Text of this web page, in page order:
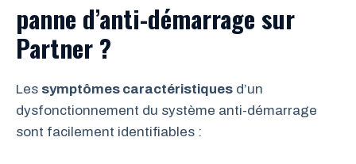
panne d’anti-démarrage sur
Partner ?
Les symptômes caractéristiques d’un
dysfonctionnement du système anti-démarrage
sont facilement identifiables :